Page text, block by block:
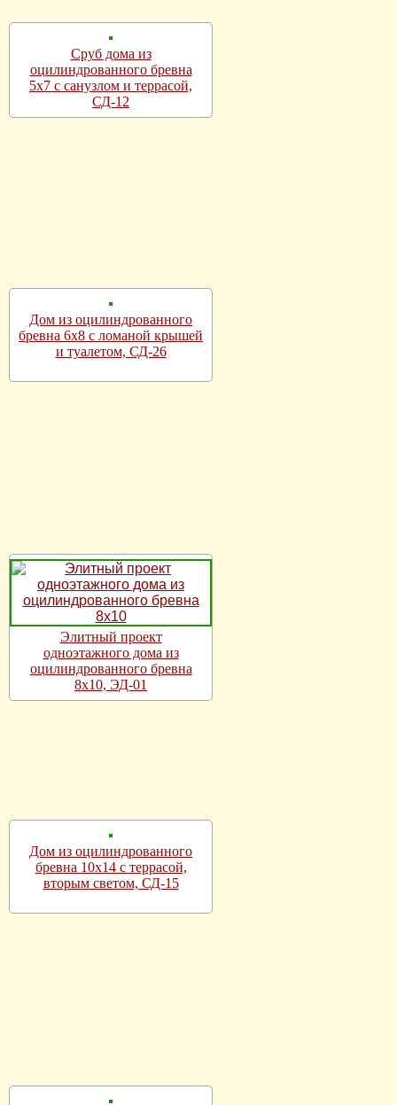
Сруб дома из
оцилиндрованного бревна
5х7 с санузлом и террасой,
СД-12
Дом из оцилиндрованного
бревна 6х8 с ломаной крышей
и туалетом, СД-26
Элитный проект
одноэтажного дома из
оцилиндрованного бревна
8х10, ЭД-01
Дом из оцилиндрованного
бревна 10х14 с террасой,
вторым светом, СД-15